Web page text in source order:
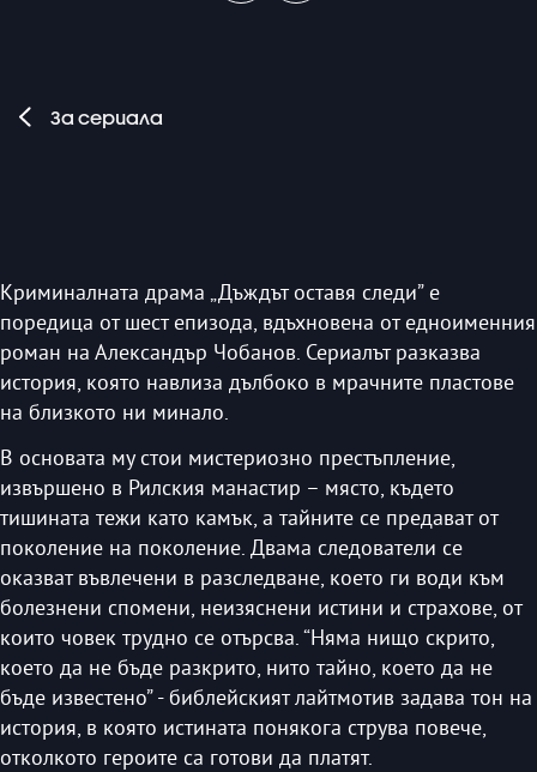
За сериала
Криминалната драма „Дъждът оставя следи” е
поредица от шест епизода, вдъхновена от едноименния
роман на Александър Чобанов. Сериалът разказва
история, която навлиза дълбоко в мрачните пластове
на близкото ни минало.
В основата му стои мистериозно престъпление,
извършено в Рилския манастир – място, където
тишината тежи като камък, а тайните се предават от
поколение на поколение. Двама следователи се
оказват въвлечени в разследване, което ги води към
болезнени спомени, неизяснени истини и страхове, от
които човек трудно се отърсва. “Няма нищо скрито,
което да не бъде разкрито, нито тайно, което да не
бъде известено” - библейският лайтмотив задава тон на
история, в която истината понякога струва повече,
отколкото героите са готови да платят.